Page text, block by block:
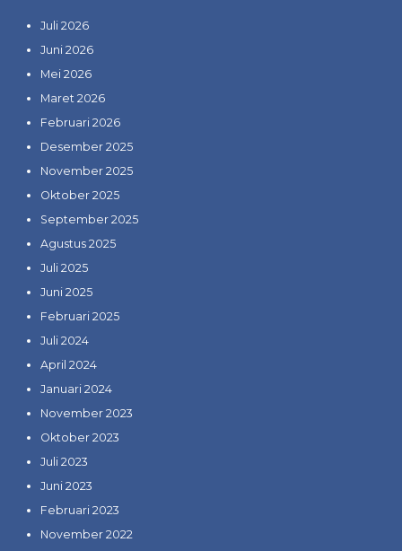
Juli 2026
Juni 2026
Mei 2026
Maret 2026
Februari 2026
Desember 2025
November 2025
Oktober 2025
September 2025
Agustus 2025
Juli 2025
Juni 2025
Februari 2025
Juli 2024
April 2024
Januari 2024
November 2023
Oktober 2023
Juli 2023
Juni 2023
Februari 2023
November 2022